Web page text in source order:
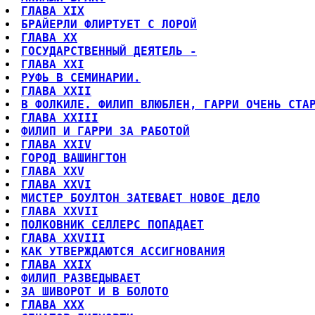
ГЛАВА XIX
БРАЙЕРЛИ ФЛИРТУЕТ С ЛОРОЙ
ГЛАВА XX
ГОСУДАРСТВЕННЫЙ ДЕЯТЕЛЬ -
ГЛАВА XXI
РУФЬ В СЕМИНАРИИ.
ГЛАВА XXII
В ФОЛКИЛЕ. ФИЛИП ВЛЮБЛЕН, ГАРРИ ОЧЕНЬ
ГЛАВА XXIII
ФИЛИП И ГАРРИ ЗА РАБОТОЙ
ГЛАВА XXIV
ГОРОД ВАШИНГТОН
ГЛАВА XXV
ГЛАВА XXVI
МИСТЕР БОУЛТОН ЗАТЕВАЕТ НОВОЕ ДЕЛО
ГЛАВА XXVII
ПОЛКОВНИК СЕЛЛЕРС ПОПАДАЕТ
ГЛАВА XXVIII
КАК УТВЕРЖДАЮТСЯ АССИГНОВАНИЯ
ГЛАВА XXIX
ФИЛИП РАЗВЕДЫВАЕТ
ЗА ШИВОРОТ И В БОЛОТО
ГЛАВА XXX